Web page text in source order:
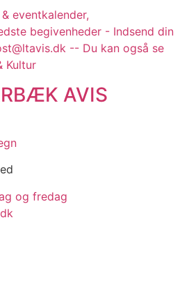
eventkalender,
begivenheder - Indsend din
-- Du kan også se
Kultur
AVIS
og fredag